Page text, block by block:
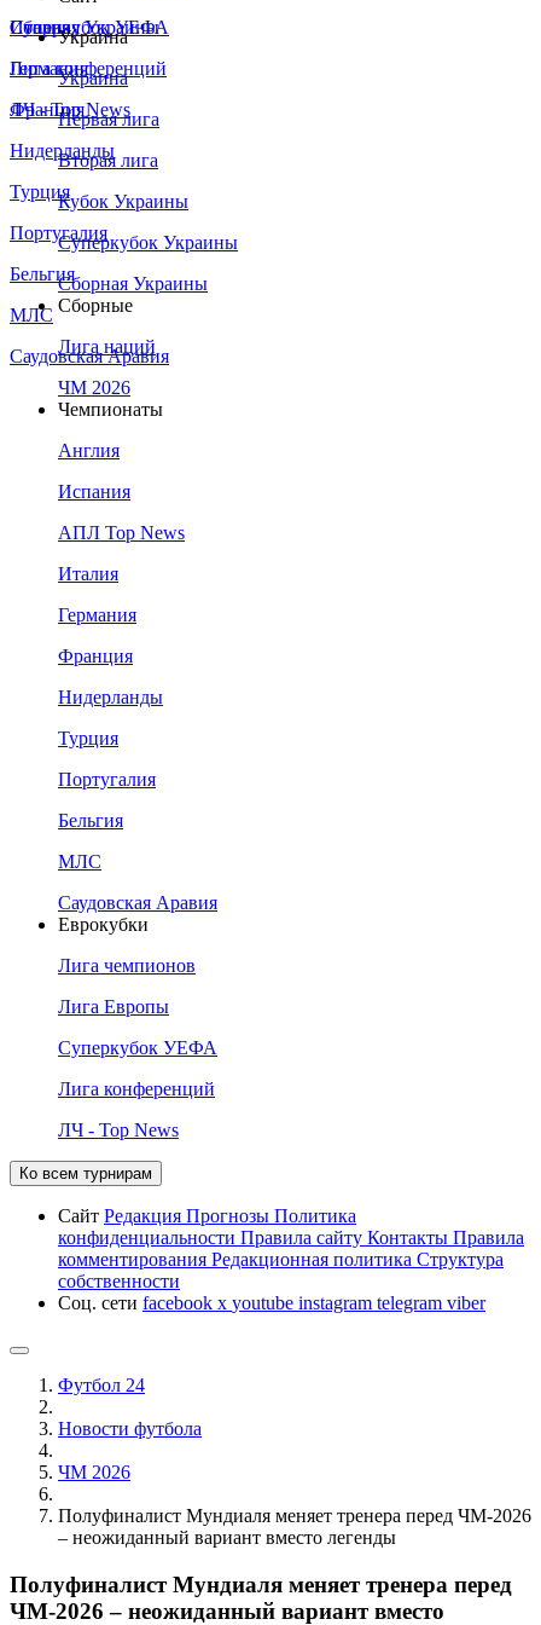
Сборная Украины
Италия
Германия
Франция
Нидерланды
Турция
Португалия
Бельгия
МЛС
Саудовская Аравия
Суперкубок УЕФА
Лига конференций
ЛЧ - Top News
Украина
Украина
Первая лига
Вторая лига
Кубок Украины
Суперкубок Украины
Сборная Украины
Сборные
Лига наций
ЧМ 2026
Чемпионаты
Англия
Испания
АПЛ Top News
Италия
Германия
Франция
Нидерланды
Турция
Португалия
Бельгия
МЛС
Саудовская Аравия
Еврокубки
Лига чемпионов
Лига Европы
Суперкубок УЕФА
Лига конференций
ЛЧ - Top News
Ко всем турнирам
Сайт Редакция Прогнозы Политика
конфиденциальности Правила сайту Контакты Правила
комментирования Редакционная политика Структура
собственности
Соц. сети facebook x youtube instagram telegram viber
Футбол 24
Новости футбола
ЧМ 2026
Полуфиналист Мундиаля меняет тренера перед ЧМ-2026
– неожиданный вариант вместо легенды
Полуфиналист Мундиаля меняет тренера перед
ЧМ-2026 – неожиданный вариант вместо